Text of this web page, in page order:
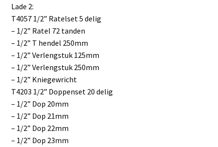
Lade 2:
T4057 1/2” Ratelset 5 delig
– 1/2” Ratel 72 tanden
– 1/2” T hendel 250mm
– 1/2” Verlengstuk 125mm
– 1/2” Verlengstuk 250mm
– 1/2” Kniegewricht
T4203 1/2” Doppenset 20 delig
– 1/2” Dop 20mm
– 1/2” Dop 21mm
– 1/2” Dop 22mm
– 1/2” Dop 23mm